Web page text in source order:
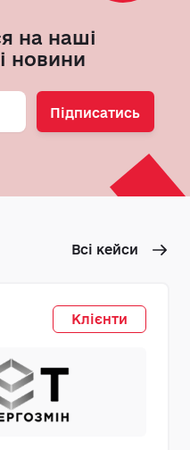
на наші
новини
Підписатись
Всі кейси
Клієнти